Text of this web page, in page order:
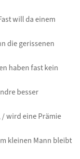
will da einem
die gerissenen
haben fast kein
besser
wird eine Prämie
kleinen Mann bleibt